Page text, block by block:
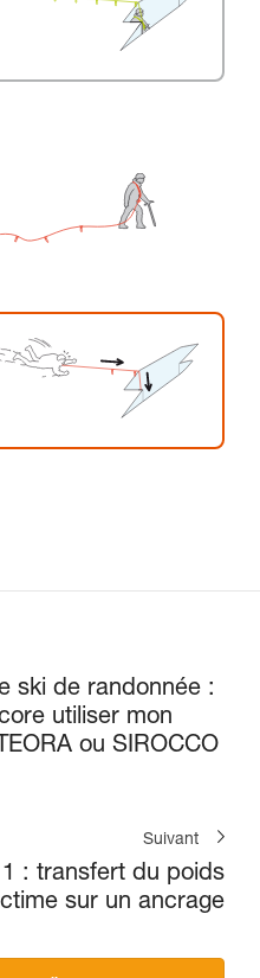
ski de randonnée :
utiliser mon
ou SIROCCO
Suivant
: transfert du poids
sur un ancrage